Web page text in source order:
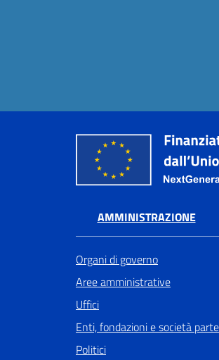
AMMINISTRAZIONE
Organi di governo
Aree amministrative
Uffici
Enti, fondazioni e società
Politici